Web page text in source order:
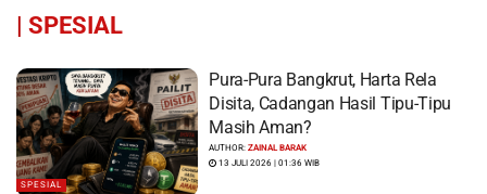
| SPESIAL
SPESIAL
Pura-Pura Bangkrut, Harta Rela
Disita, Cadangan Hasil Tipu-Tipu
Masih Aman?
AUTHOR:ZAINAL BARAK
13 JULI 2026 | 01:36 WIB